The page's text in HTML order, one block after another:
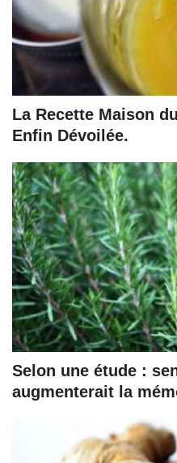
La Recette Maison
Enfin Dévoilée.
Selon une étude :
augmenterait la